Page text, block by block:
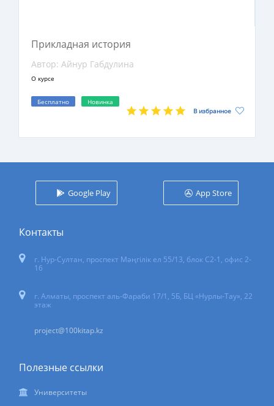
Прикладная история
Автор: Айнур Габдулина
О курсе
Бесплатно
Новинка
В избранное
Google Play App Store
Контакты
г. Нур-Султан, проспект Мәңгілік ел 55/13, блок С2-1, офис 2-
16
г. Алматы, проспект аль-Фараби 17/1, 5Б, БЦ «Нурлы-Тау», 22
этаж
project@100kitap.kz
Полезные ссылки
Университеты